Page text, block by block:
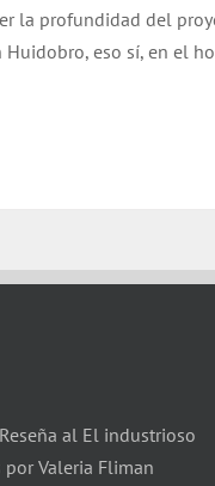
la profundidad del
eso sí, en el
al El industrioso
Valeria Fliman